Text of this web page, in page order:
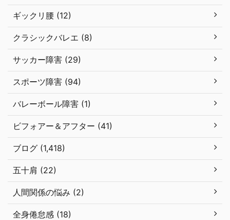
ギックリ腰 (12)
クラシックバレエ (8)
サッカー障害 (29)
スポーツ障害 (94)
バレーボール障害 (1)
ビフォアー＆アフター (41)
ブログ (1,418)
五十肩 (22)
人間関係の悩み (2)
全身倦怠感 (18)